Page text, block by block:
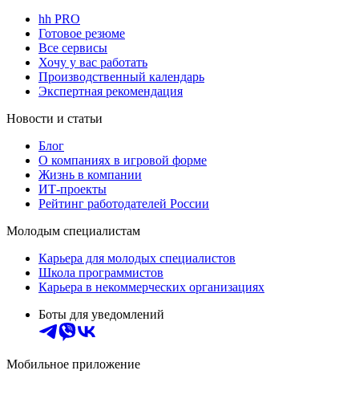
hh PRO
Готовое резюме
Все сервисы
Хочу у вас работать
Производственный календарь
Экспертная рекомендация
Новости и статьи
Блог
О компаниях в игровой форме
Жизнь в компании
ИТ-проекты
Рейтинг работодателей России
Молодым специалистам
Карьера для молодых специалистов
Школа программистов
Карьера в некоммерческих организациях
Боты для уведомлений
Мобильное приложение